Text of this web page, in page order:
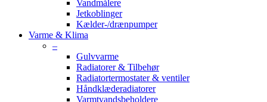
Vandmålere
Jetkoblinger
Kælder-/drænpumper
Varme & Klima
–
Gulvvarme
Radiatorer & Tilbehør
Radiatortermostater & ventiler
Håndklæderadiatorer
Varmtvandsbeholdere